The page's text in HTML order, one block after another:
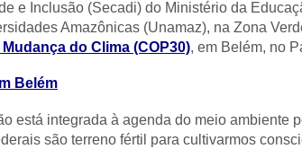
e Inclusão (Secadi) do Ministério da
Amazônicas (Unamaz), na Zona
do Clima (COP30), em Belém, no
Belém
está integrada à agenda do meio
são terreno fértil para cultivarmos